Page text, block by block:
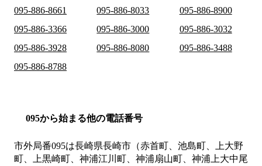
095-886-8661
095-886-8033
095-886-8900
095-886-3366
095-886-3000
095-886-3032
095-886-3928
095-886-8080
095-886-3488
095-886-8788
095から始まる他の電話番号
市外局番095は長崎県長崎市（赤首町、池島町、上大野
町、上黒崎町、神浦江川町、神浦扇山町、神浦上大中尾